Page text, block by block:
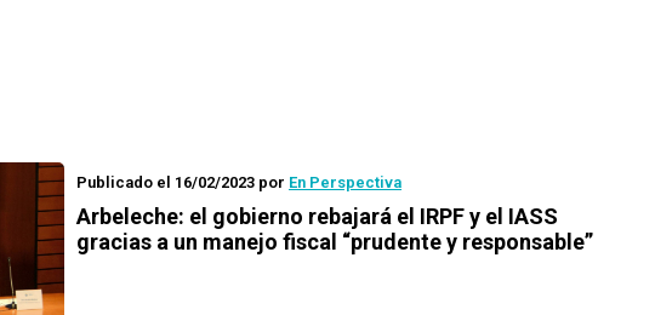
Publicado el 16/02/2023 por En Perspectiva
Arbeleche: el gobierno rebajará el IRPF y el IASS
gracias a un manejo fiscal “prudente y responsable”